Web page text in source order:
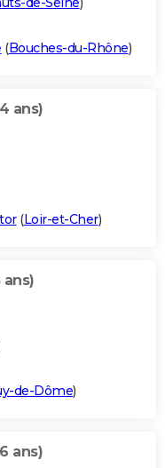
(Bouches-du-Rhône)
ans)
(Loir-et-Cher)
ans)
de-Dôme)
ans)